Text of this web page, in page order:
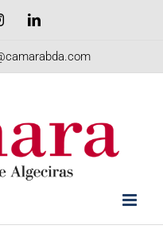
InstagramLinkedIn